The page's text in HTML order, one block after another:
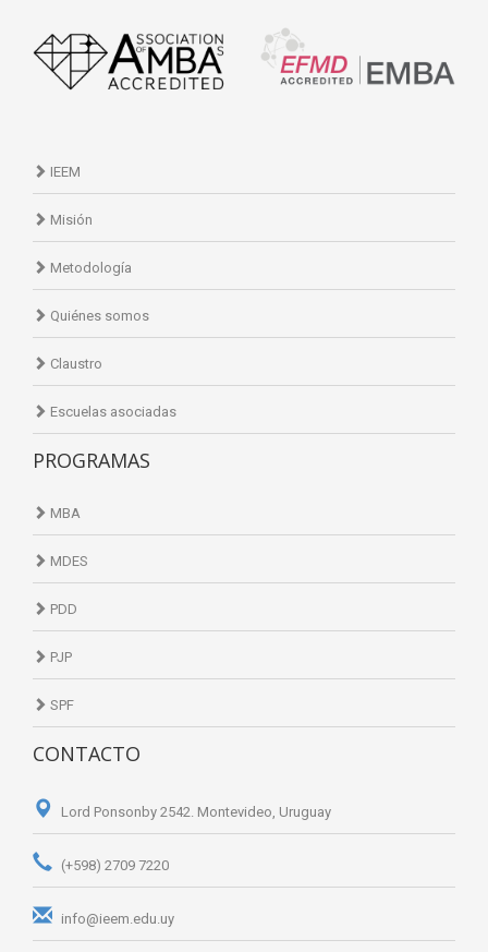
IEEM
Misión
Metodología
Quiénes somos
Claustro
Escuelas asociadas
PROGRAMAS
MBA
MDES
PDD
PJP
SPF
CONTACTO
Lord Ponsonby 2542. Montevideo, Uruguay
(+598) 2709 7220
info@ieem.edu.uy